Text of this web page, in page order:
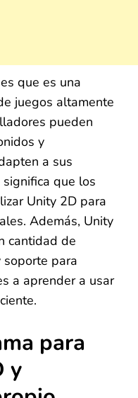
que es una
juegos altamente
pueden
y
a sus
que los
Unity 2D para
Además, Unity
cantidad de
soporte para
a aprender a usar
para
y